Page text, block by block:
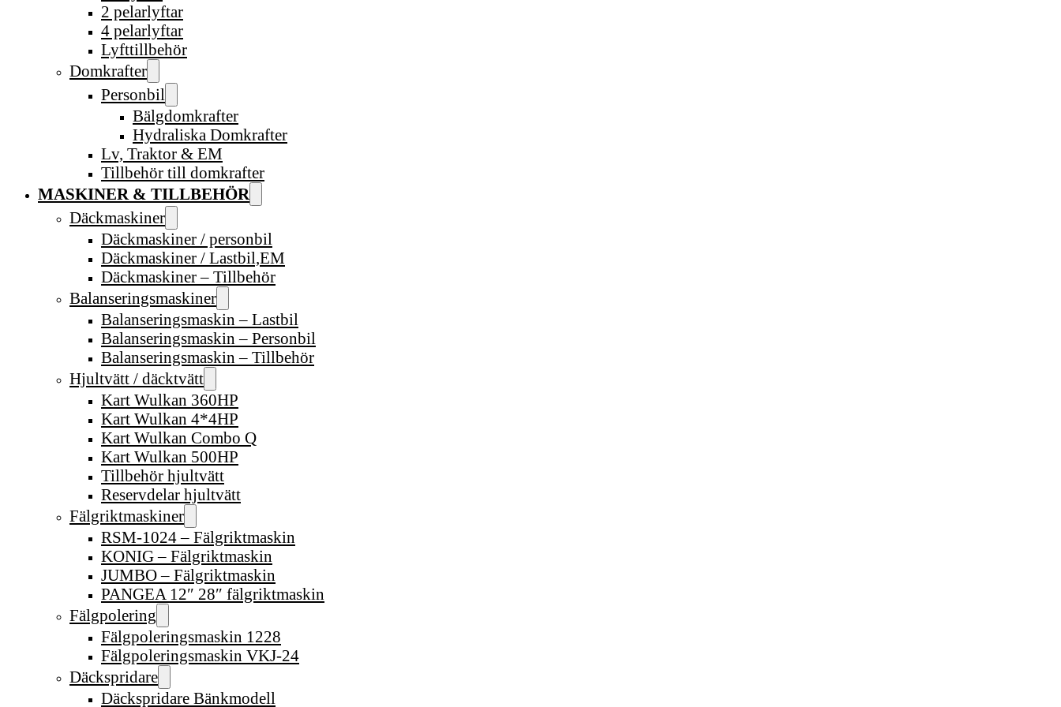
2 pelarlyftar
4 pelarlyftar
Lyfttillbehör
Domkrafter
Personbil
Bälgdomkrafter
Hydraliska Domkrafter
Lv, Traktor & EM
Tillbehör till domkrafter
MASKINER & TILLBEHÖR
Däckmaskiner
Däckmaskiner / personbil
Däckmaskiner / Lastbil,EM
Däckmaskiner – Tillbehör
Balanseringsmaskiner
Balanseringsmaskin – Lastbil
Balanseringsmaskin – Personbil
Balanseringsmaskin – Tillbehör
Hjultvätt / däcktvätt
Kart Wulkan 360HP
Kart Wulkan 4*4HP
Kart Wulkan Combo Q
Kart Wulkan 500HP
Tillbehör hjultvätt
Reservdelar hjultvätt
Fälgriktmaskiner
RSM-1024 – Fälgriktmaskin
KONIG – Fälgriktmaskin
JUMBO – Fälgriktmaskin
PANGEA 12″ 28″ fälgriktmaskin
Fälgpolering
Fälgpoleringsmaskin 1228
Fälgpoleringsmaskin VKJ-24
Däckspridare
Däckspridare Bänkmodell